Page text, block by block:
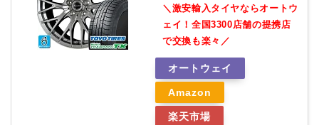
＼激安輸入タイヤならオートウ
ェイ！全国3300店舗の提携店
で交換も楽々／
オートウェイ
Amazon
楽天市場